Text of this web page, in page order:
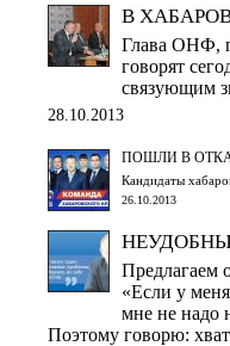
В
Глава ОНФ,
говорят
связующим
28.10.2013
ПОШЛИ В
Кандидаты
26.10.2013
Предлагаем
«Если у
мне не надо
Поэтому говорю: